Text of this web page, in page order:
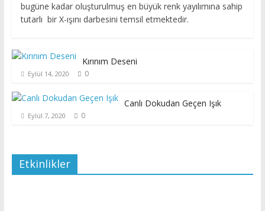
bugüne kadar oluşturulmuş en büyük renk yayılımına sahip
tutarlı bir X-ışını darbesini temsil etmektedir.
Kırınım Deseni
Eylül 14, 2020 0
Canlı Dokudan Geçen Işık
Eylül 7, 2020 0
Etkinlikler